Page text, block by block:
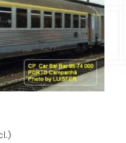
DETALLES